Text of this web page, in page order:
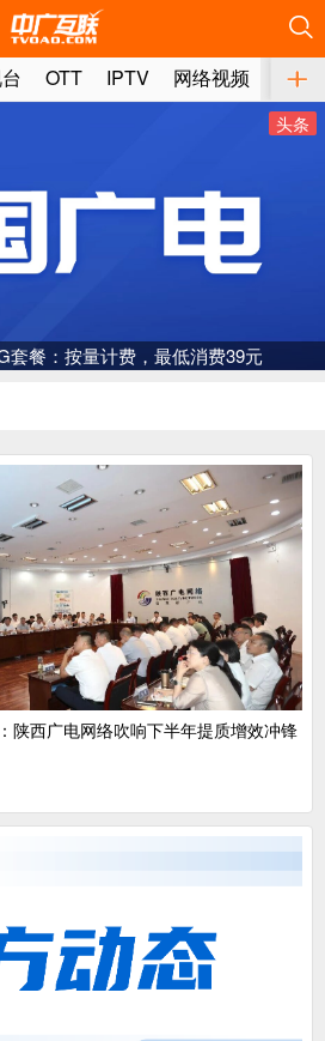
OTT IPTV 网络视频 媒体
头条
套餐：按量计费，最低消费39元
自动续费专项治理
条”发布
，广电媒体如何发力？
为何走了二十年？
自动续费专项治理
电视技术标准白皮书
推荐
陕西广电网络吹响下半年提质增效冲锋
推荐
推荐
推荐
推荐
推荐
推荐
推荐
推荐
推荐
推荐
推荐
推荐
推荐
推荐
推荐
推荐
推荐
推荐
推荐